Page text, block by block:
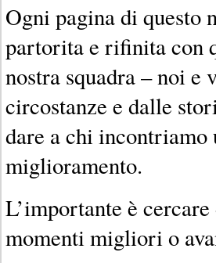
Ogni pagina di questo
partorita e rifinita con
nostra squadra – noi
circostanze e dalle
dare a chi
miglioramento.
L’importante è
momenti migliori o